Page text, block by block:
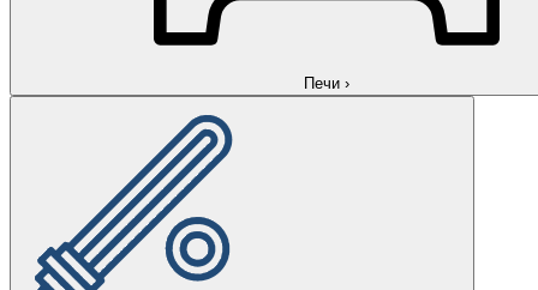
Печи ›